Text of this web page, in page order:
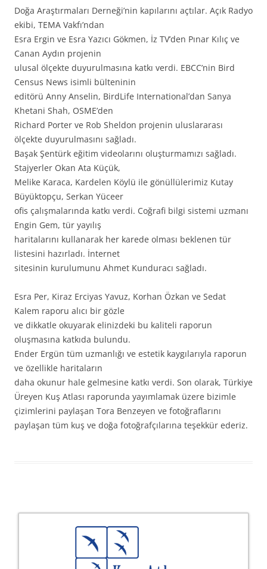
Doğa Araştırmaları Derneği’nin kapılarını açtılar. Açık Radyo
ekibi, TEMA Vakfı’ndan
Esra Ergin ve Esra Yazıcı Gökmen, İz TV’den Pınar Kılıç ve
Canan Aydın projenin
ulusal ölçekte duyurulmasına katkı verdi. EBCC’nin Bird
Census News isimli bülteninin
editörü Anny Anselin, BirdLife International’dan Sanya
Khetani Shah, OSME’den
Richard Porter ve Rob Sheldon projenin uluslararası
ölçekte duyurulmasını sağladı.
Başak Şentürk eğitim videolarını oluşturmamızı sağladı.
Stajyerler Okan Ata Küçük,
Melike Karaca, Kardelen Köylü ile gönüllülerimiz Kutay
Büyüktopçu, Serkan Yüceer
ofis çalışmalarında katkı verdi. Coğrafi bilgi sistemi uzmanı
Engin Gem, tür yayılış
haritalarını kullanarak her karede olması beklenen tür
listesini hazırladı. İnternet
sitesinin kurulumunu Ahmet Kunduracı sağladı.
Esra Per, Kiraz Erciyas Yavuz, Korhan Özkan ve Sedat
Kalem raporu alıcı bir gözle
ve dikkatle okuyarak elinizdeki bu kaliteli raporun
oluşmasına katkıda bulundu.
Ender Ergün tüm uzmanlığı ve estetik kaygılarıyla raporun
ve özellikle haritaların
daha okunur hale gelmesine katkı verdi. Son olarak, Türkiye
Üreyen Kuş Atlası raporunda yayımlamak üzere bizimle
çizimlerini paylaşan Tora Benzeyen ve fotoğraflarını
paylaşan tüm kuş ve doğa fotoğrafçılarına teşekkür ederiz.